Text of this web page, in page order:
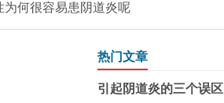
为何很容易患阴道炎呢
热门文章
引起阴道炎的三个误区